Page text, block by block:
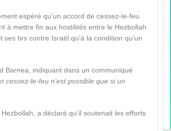
espéré qu’un accord de cessez-le-feu
à mettre fin aux hostilités entre le Hezbollah
tirs contre Israël qu’à la condition qu’un
Barnea, indiquant dans un communiqué
cessez-le-feu n’est possible que si un
a déclaré qu’il soutenait les efforts